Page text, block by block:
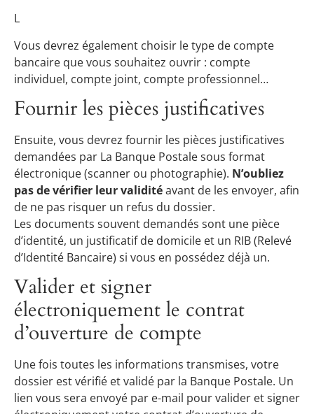
L
Vous devrez également choisir le type de compte
bancaire que vous souhaitez ouvrir : compte
individuel, compte joint, compte professionnel…
Fournir les pièces justificatives
Ensuite, vous devrez fournir les pièces justificatives
demandées par La Banque Postale sous format
électronique (scanner ou photographie). N’oubliez
pas de vérifier leur validitéavant de les envoyer, afin
de ne pas risquer un refus du dossier.
Les documents souvent demandés sont une pièce
d’identité, un justificatif de domicile et un RIB (Relevé
d’Identité Bancaire) si vous en possédez déjà un.
Valider et signer
électroniquement le contrat
d’ouverture de compte
Une fois toutes les informations transmises, votre
dossier est vérifié et validé par la Banque Postale. Un
lien vous sera envoyé par e-mail pour valider et signer